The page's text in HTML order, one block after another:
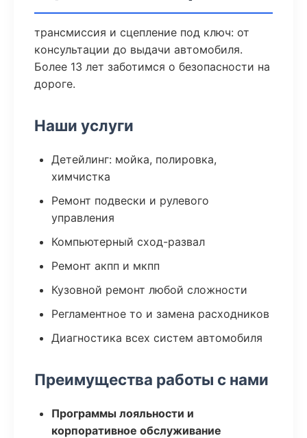
трансмиссия и сцепление под ключ: от
консультации до выдачи автомобиля.
Более 13 лет заботимся о безопасности на
дороге.
Наши услуги
Детейлинг: мойка, полировка,
химчистка
Ремонт подвески и рулевого
управления
Компьютерный сход-развал
Ремонт акпп и мкпп
Кузовной ремонт любой сложности
Регламентное то и замена расходников
Диагностика всех систем автомобиля
Преимущества работы с нами
Программы лояльности и
корпоративное обслуживание